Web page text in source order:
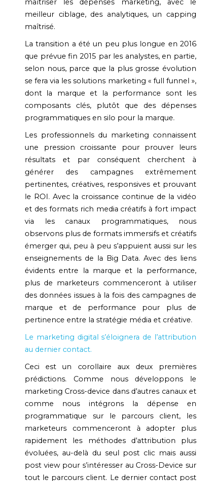
maîtriser les dépenses marketing, avec le
meilleur ciblage, des analytiques, un capping
maîtrisé.
La transition a été un peu plus longue en 2016
que prévue fin 2015 par les analystes, en partie,
selon nous, parce que la plus grosse évolution
se fera via les solutions marketing « full funnel »,
dont la marque et la performance sont les
composants clés, plutôt que des dépenses
programmatiques en silo pour la marque.
Les professionnels du marketing connaissent
une pression croissante pour prouver leurs
résultats et par conséquent cherchent à
générer des campagnes extrêmement
pertinentes, créatives, responsives et prouvant
le ROI. Avec la croissance continue de la vidéo
et des formats rich media créatifs à fort impact
via les canaux programmatiques, nous
observons plus de formats immersifs et créatifs
émerger qui, peu à peu s’appuient aussi sur les
enseignements de la Big Data. Avec des liens
évidents entre la marque et la performance,
plus de marketeurs commenceront à utiliser
des données issues à la fois des campagnes de
marque et de performance pour plus de
pertinence entre la stratégie média et créative.
Le marketing digital s’éloignera de l’attribution
au dernier contact.
Ceci est un corollaire aux deux premières
prédictions. Comme nous développons le
marketing Cross-device dans d’autres canaux et
comme nous intégrons la dépense en
programmatique sur le parcours client, les
marketeurs commenceront à adopter plus
rapidement les méthodes d’attribution plus
évoluées, au-delà du seul post clic mais aussi
post view pour s’intéresser au Cross-Device sur
tout le parcours client. Le dernier contact post